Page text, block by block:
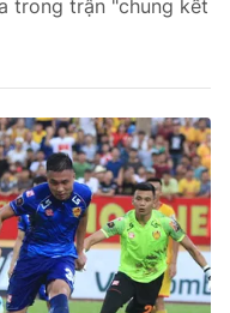
trong trận "chung kết